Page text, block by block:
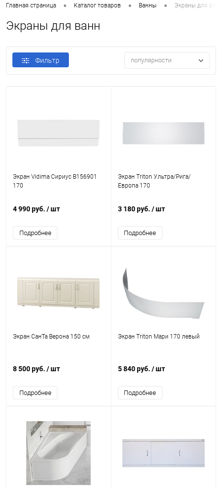
Главная страница • Каталог товаров • Ванны • Экраны для ванн
Экраны для ванн
Фильтр популярности
Экран Vidima Сириус B156901
170
4 990 руб. / шт
Подробнее
Экран Triton Ультра/Рига/
Европа 170
3 180 руб. / шт
Подробнее
Экран СанТа Верона 150 см
8 500 руб. / шт
Подробнее
Экран Triton Мари 170 левый
5 840 руб. / шт
Подробнее